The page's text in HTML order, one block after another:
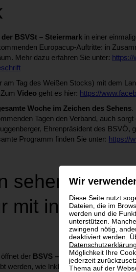
Wir
Diese Seite nutzt
Dateien, die im
werden und die
unterstützen.
zwingend nötig,
deaktiviert werden.
Datenschutzerklärung
Möglichkeit Ihre
jederzeit
Thema auf der
der BSVSt – Steiermark in einer
Europacup-Auftritte: in
Mehr dazu erfahren Sie unter: https://
am Tag des Weißen Stocks) mit dem
Video geht es hier: https://
Woche im Zeichen des Sehens.
Tagen den Verband, auch sorgt
Ehrenpräsident des BSVÖ,
Programm finden Sie unter: https://
sehen, mit
mit
der BSVS – SalzburgTür und Tor
werden, wie Inklusion greifbar wird –